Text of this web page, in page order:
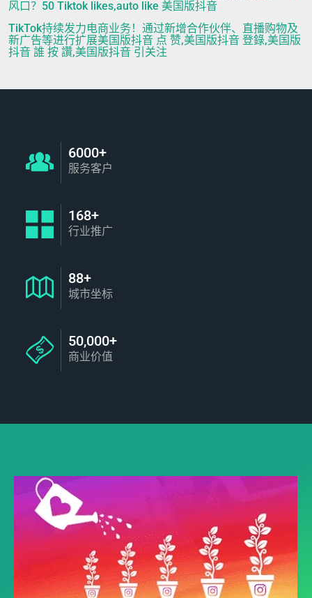
风口？50 Tiktok likes,auto like 美国版抖音
TikTok持续发力电商业务！通过新增合作伙伴、直播购物及
新广告等进行扩展美国版抖音 点 赞,美国版抖音 登錄,美国版
抖音 誰 按 讚,美国版抖音 引关注
6000+
服务客户
168+
行业推广
88+
城市坐标
50,000+
商业价值